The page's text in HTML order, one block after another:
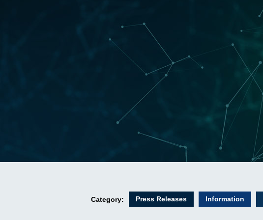
Category: Press Releases Information